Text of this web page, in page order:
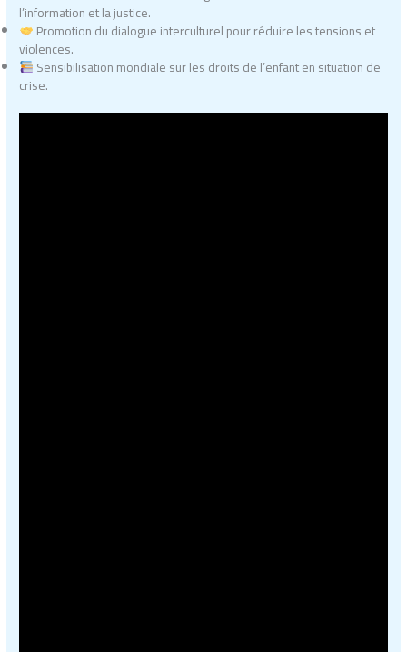
l’information et la justice.
Promotion du dialogue interculturel pour réduire les tensions et
violences.
Sensibilisation mondiale sur les droits de l’enfant en situation de
crise.